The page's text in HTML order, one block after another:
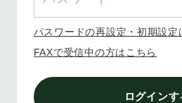
パスワードの再設定・初期設定
FAXで受信中の方はこちら
ログインす